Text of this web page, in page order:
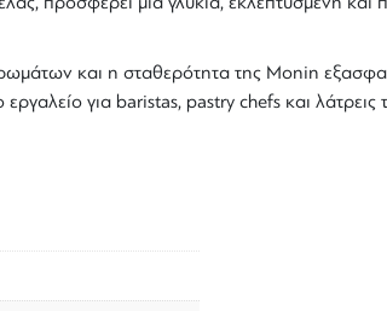
και η σταθερότητα της Monin
για baristas, pastry chefs και